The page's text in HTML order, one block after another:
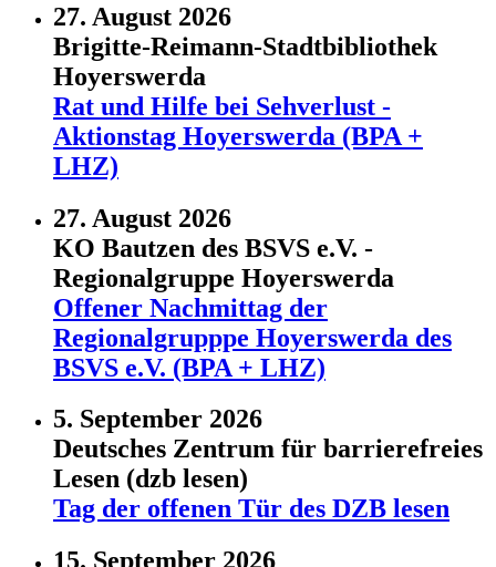
27. August 2026
Brigitte-Reimann-Stadtbibliothek
Hoyerswerda
Rat und Hilfe bei Sehverlust -
Aktionstag Hoyerswerda (BPA +
LHZ)
27. August 2026
KO Bautzen des BSVS e.V. -
Regionalgruppe Hoyerswerda
Offener Nachmittag der
Regionalgrupppe Hoyerswerda des
BSVS e.V. (BPA + LHZ)
5. September 2026
Deutsches Zentrum für barrierefreies
Lesen (dzb lesen)
Tag der offenen Tür des DZB lesen
15. September 2026